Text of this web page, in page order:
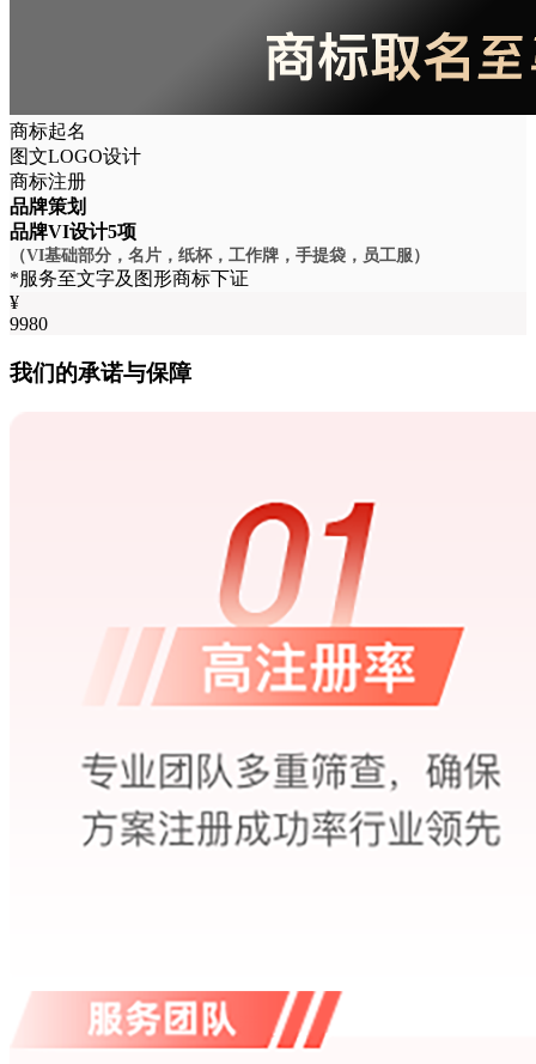
商标起名
图文LOGO设计
商标注册
品牌策划
品牌VI设计5项
（VI基础部分，名片，纸杯，工作牌，手提袋，员工服）
*服务至文字及图形商标下证
¥
9980
我们的承诺与保障